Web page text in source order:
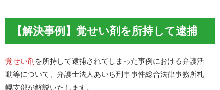
【解決事例】覚せい剤を所持して逮捕
覚せい剤を所持して逮捕されてしまった事例における弁護活
動等について、弁護士法人あいち刑事事件総合法律事務所札
幌支部が解説いたします。